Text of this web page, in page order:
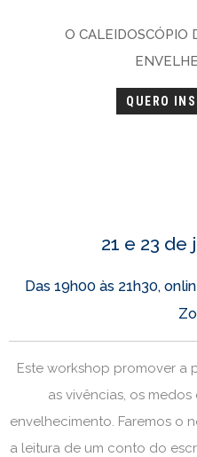
O CALEIDOSCÓPIO
QUERO
21 e 23 de
Das 19h00 às 21h30,
Este workshop promover a
as vivências, os
envelhecimento. Faremos o
a leitura de um conto do